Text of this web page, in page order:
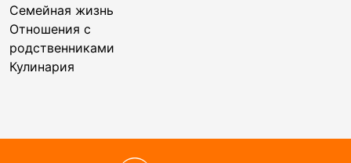
Семейная жизнь
Отношения с
родственниками
Кулинария